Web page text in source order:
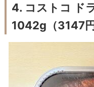
4. コストコ ド
1042g（3147円